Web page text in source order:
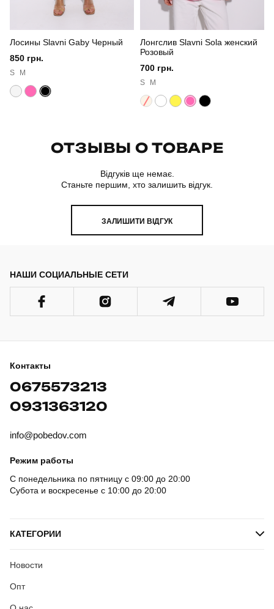
Лосины Slavni Gaby Черный
850 грн.
S M
Лонгслив Slavni Sola женский
Розовый
700 грн.
S M
ОТЗЫВЫ О ТОВАРЕ
Відгуків ще немає.
Станьте першим, хто залишить відгук.
ЗАЛИШИТИ ВІДГУК
НАШИ СОЦИАЛЬНЫЕ СЕТИ
Контакты
0675573213
0931363120
info@pobedov.com
Режим работы
С понедельника по пятницу с 09:00 до 20:00
Субота и воскресенье с 10:00 до 20:00
КАТЕГОРИИ
Новости
Опт